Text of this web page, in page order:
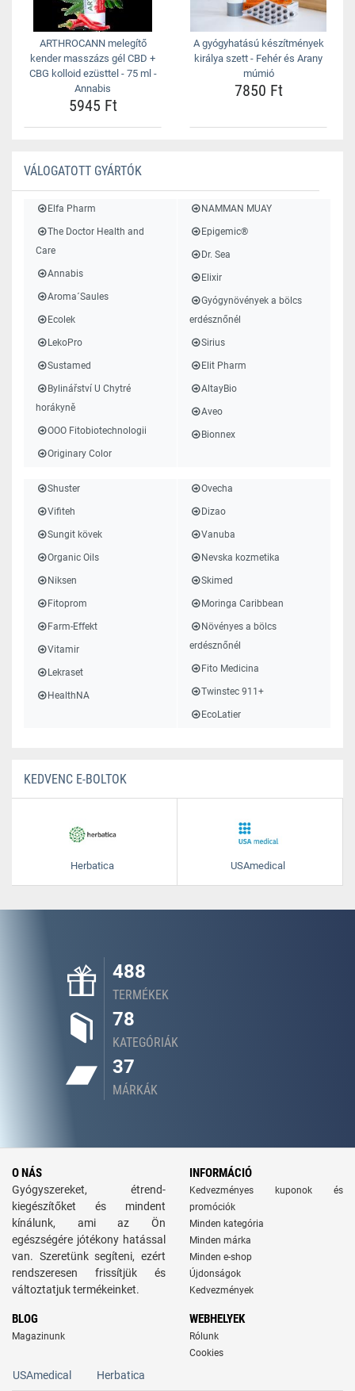
ARTHROCANN melegítő
kender masszázs gél CBD +
CBG kolloid ezüsttel - 75 ml -
Annabis
5945 Ft
A gyógyhatású készítmények
királya szett - Fehér és Arany
múmió
7850 Ft
VÁLOGATOTT GYÁRTÓK
Elfa Pharm
The Doctor Health and
Care
Annabis
Aroma´Saules
Ecolek
LekoPro
Sustamed
Bylinářství U Chytré
horákyně
OOO Fitobiotechnologii
Originary Color
NAMMAN MUAY
Epigemic®
Dr. Sea
Elixir
Gyógynövények a bölcs
erdésznőnél
Sirius
Elit Pharm
AltayBio
Aveo
Bionnex
Shuster
Vifiteh
Sungit kövek
Organic Oils
Niksen
Fitoprom
Farm-Effekt
Vitamir
Lekraset
HealthNA
Ovecha
Dizao
Vanuba
Nevska kozmetika
Skimed
Moringa Caribbean
Növényes a bölcs
erdésznőnél
Fito Medicina
Twinstec 911+
EcoLatier
KEDVENC E-BOLTOK
Herbatica USAmedical
488
TERMÉKEK
78
KATEGÓRIÁK
37
MÁRKÁK
O NÁS
Gyógyszereket, étrend-
kiegészítőket és mindent
kínálunk, ami az Ön
egészségére jótékony hatással
van. Szeretünk segíteni, ezért
rendszeresen frissítjük és
változtatjuk termékeinket.
INFORMÁCIÓ
Kedvezményes kuponok és
promóciók
Minden kategória
Minden márka
Minden e-shop
Újdonságok
Kedvezmények
BLOG
Magazinunk
WEBHELYEK
Rólunk
Cookies
USAmedical Herbatica